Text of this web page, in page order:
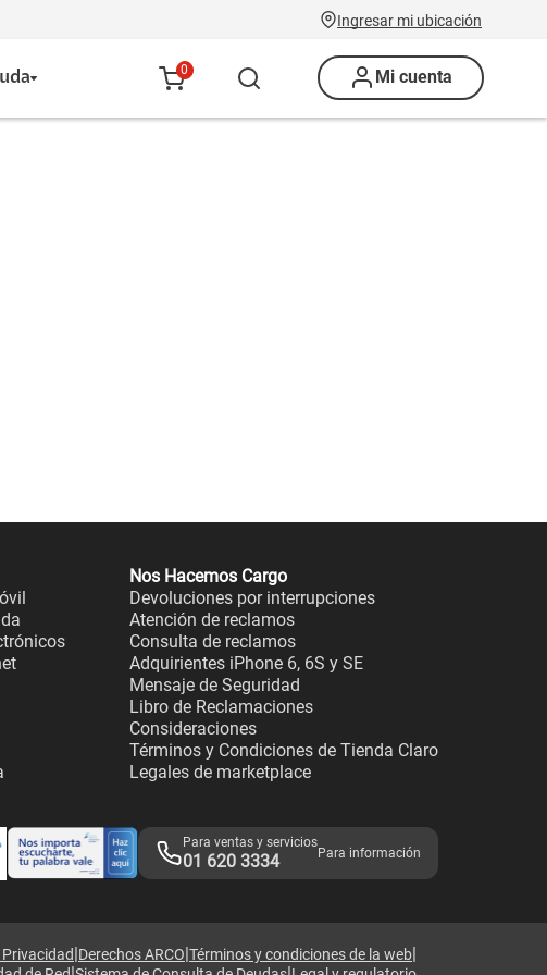
Ingresar mi ubicación
0 Mi cuenta
Nos Hacemos Cargo
Devoluciones por interrupciones
Atención de reclamos
Consulta de reclamos
Adquirientes iPhone 6, 6S y SE
Mensaje de Seguridad
Libro de Reclamaciones
Consideraciones
Términos y Condiciones de Tienda Claro
Legales de marketplace
Para ventas y servicios
01 620 3334 Para información
|Derechos ARCO|Términos y condiciones de la web|